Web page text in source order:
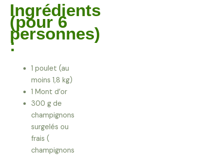
Ingrédients
(pour 6
personnes)
:
1 poulet (au
moins 1,8 kg)
1 Mont d’or
300 g de
champignons
surgelés ou
frais (
champignons